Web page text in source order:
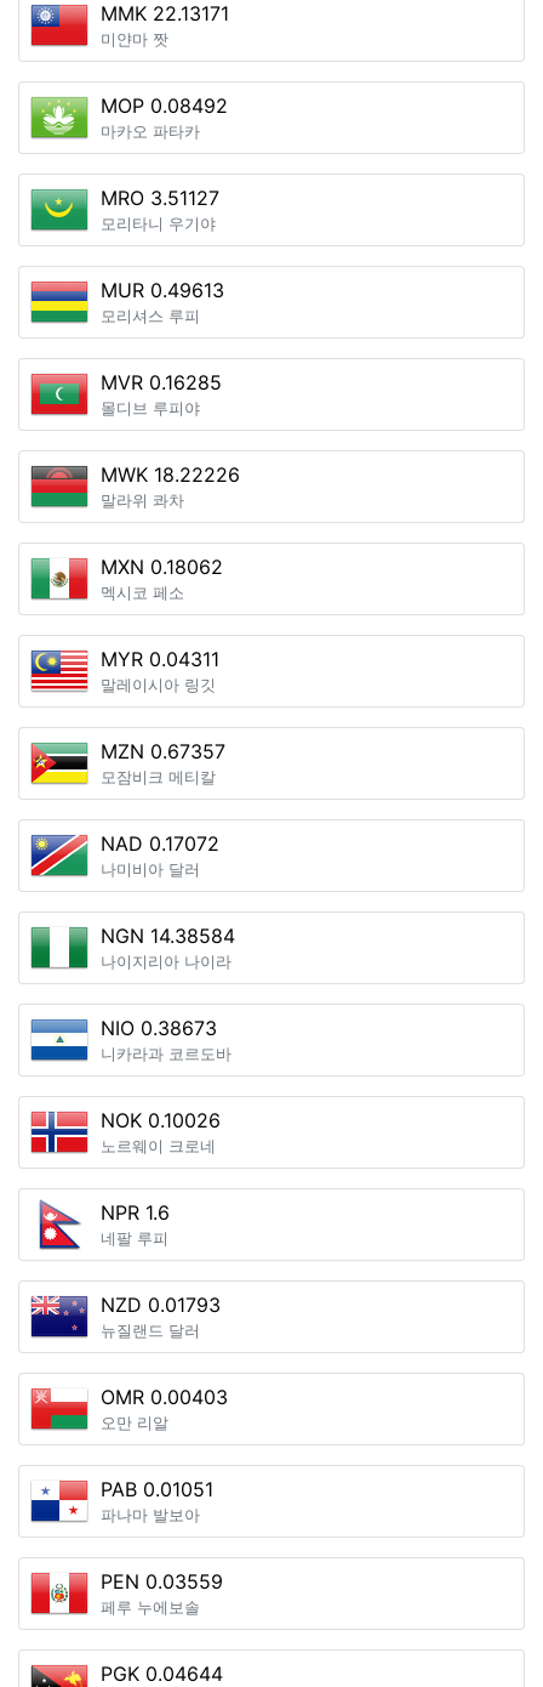
MMK 22.13171
미얀마 짯
MOP 0.08492
마카오 파타카
MRO 3.51127
모리타니 우기야
MUR 0.49613
모리셔스 루피
MVR 0.16285
몰디브 루피야
MWK 18.22226
말라위 콰차
MXN 0.18062
멕시코 페소
MYR 0.04311
말레이시아 링깃
MZN 0.67357
모잠비크 메티칼
NAD 0.17072
나미비아 달러
NGN 14.38584
나이지리아 나이라
NIO 0.38673
니카라과 코르도바
NOK 0.10026
노르웨이 크로네
NPR 1.6
네팔 루피
NZD 0.01793
뉴질랜드 달러
OMR 0.00403
오만 리알
PAB 0.01051
파나마 발보아
PEN 0.03559
페루 누에보솔
PGK 0.04644